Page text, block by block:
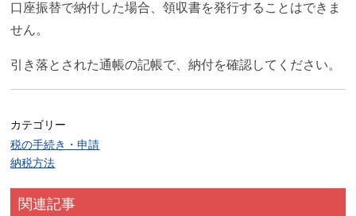
口座振替で納付した場合、領収書を発行することはできま
せん。
引き落とされた通帳の記帳で、納付を確認してください。
カテゴリー
税の手続き・申請
納税方法
関連記事